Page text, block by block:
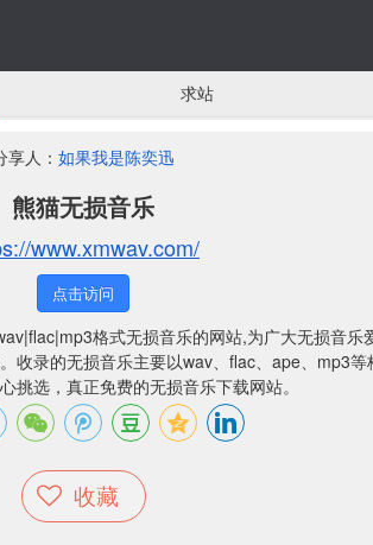
求站
享人： 如果我是陈奕迅
熊猫无损音乐
www.xmwav.com/
点击访问
格式无损音乐的网站,为广大无损音乐
收录的无损音乐主要以wav、flac、ape、mp3
挑选，真正免费的无损音乐下载网站。
收藏